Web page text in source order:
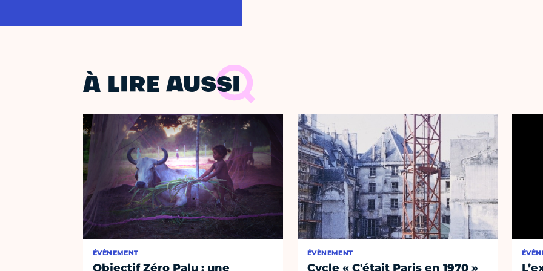
À LIRE AUSSI
ÉVÈNEMENT
Objectif Zéro Palu : une
ÉVÈNEMENT
Cycle « C'était Paris en 1970 »